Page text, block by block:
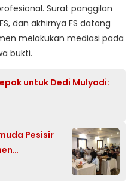
Surat panggilan
dan akhirnya FS datang
melakukan mediasi pada
bukti.
untuk Dedi Mulyadi:
Pesisir